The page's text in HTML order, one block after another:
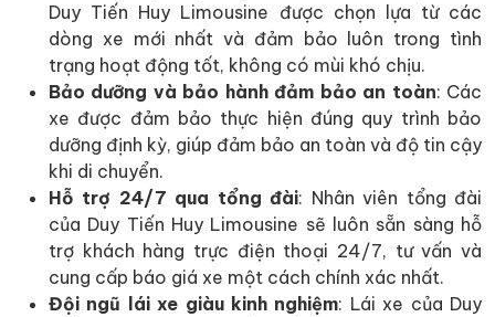
Duy Tiến Huy Limousine được chọn lựa từ các
dòng xe mới nhất và đảm bảo luôn trong tình
trạng hoạt động tốt, không có mùi khó chịu.
Bảo dưỡng và bảo hành đảm bảo an toàn: Các
xe được đảm bảo thực hiện đúng quy trình bảo
dưỡng định kỳ, giúp đảm bảo an toàn và độ tin cậy
khi di chuyển.
Hỗ trợ 24/7 qua tổng đài: Nhân viên tổng đài
của Duy Tiến Huy Limousine sẽ luôn sẵn sàng hỗ
trợ khách hàng trực điện thoại 24/7, tư vấn và
cung cấp báo giá xe một cách chính xác nhất.
Đội ngũ lái xe giàu kinh nghiệm: Lái xe của Duy